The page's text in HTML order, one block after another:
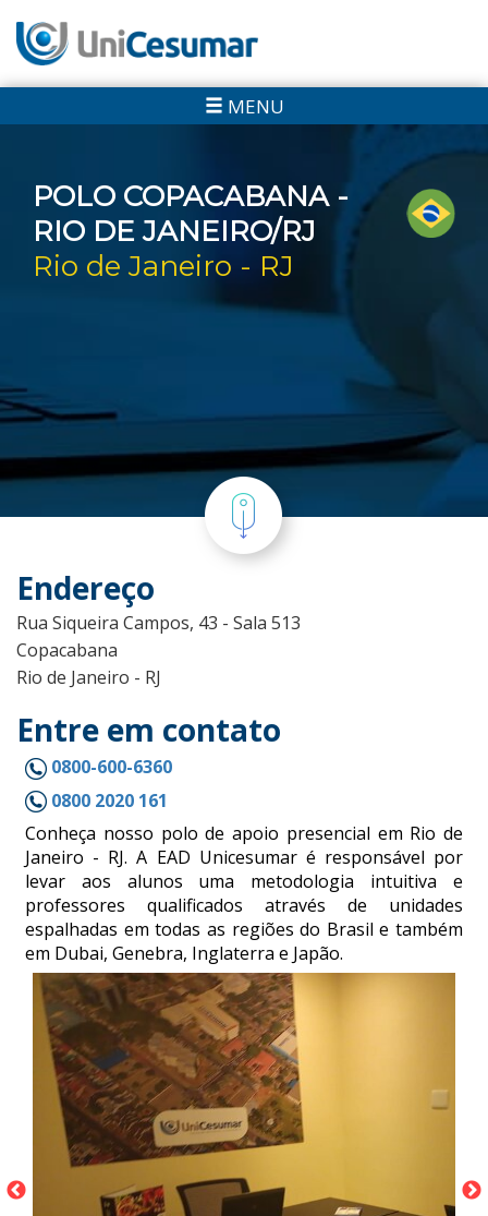
MENU
POLO COPACABANA -
RIO DE JANEIRO/RJ
Rio de Janeiro - RJ
Endereço
Rua Siqueira Campos, 43 - Sala 513
Copacabana
Rio de Janeiro - RJ
Entre em contato
0800-600-6360
0800 2020 161
Conheça nosso polo de apoio presencial em Rio de
Janeiro - RJ. A EAD Unicesumar é responsável por
levar aos alunos uma metodologia intuitiva e
professores qualificados através de unidades
espalhadas em todas as regiões do Brasil e também
em Dubai, Genebra, Inglaterra e Japão.